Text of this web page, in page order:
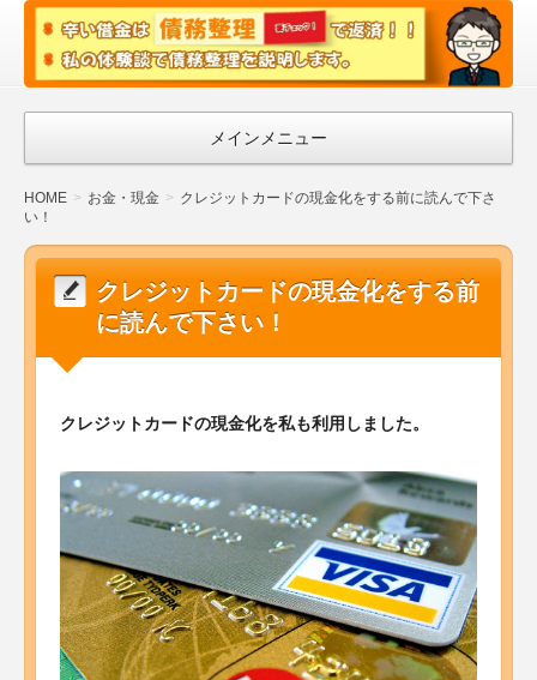
債務
整理
で借
済 |
私の
体験
談で
債務
整理
を説
明し
す！
メインメニュー
HOME お金・現金
クレジットカードの現金化をする前に読んで下さ
い！
クレジットカードの現金化をする前
に読んで下さい！
クレジットカードの現金化を私も利用しました。